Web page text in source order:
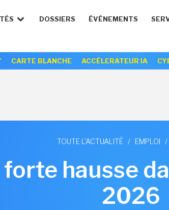
DOSSIERS ÉVÉNEMENTS
CARTE BLANCHE ACCÉLERATEUR IA
TOUTE L'ACTUALITÉ / EMPLOI /
hausse
2026